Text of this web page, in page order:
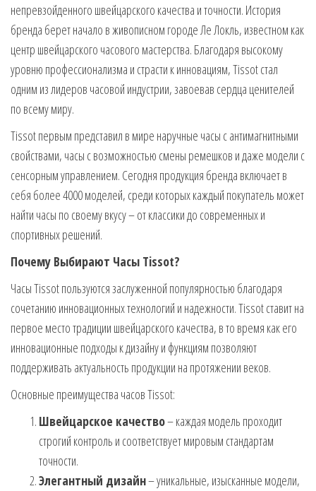
непревзойденного швейцарского качества и точности. История
бренда берет начало в живописном городе Ле Локль, известном как
центр швейцарского часового мастерства. Благодаря высокому
уровню профессионализма и страсти к инновациям, Tissot стал
одним из лидеров часовой индустрии, завоевав сердца ценителей
по всему миру.
Tissot первым представил в мире наручные часы с антимагнитными
свойствами, часы с возможностью смены ремешков и даже модели с
сенсорным управлением. Сегодня продукция бренда включает в
себя более 4000 моделей, среди которых каждый покупатель может
найти часы по своему вкусу – от классики до современных и
спортивных решений.
Почему Выбирают Часы Tissot?
Часы Tissot пользуются заслуженной популярностью благодаря
сочетанию инновационных технологий и надежности. Tissot ставит на
первое место традиции швейцарского качества, в то время как его
инновационные подходы к дизайну и функциям позволяют
поддерживать актуальность продукции на протяжении веков.
Основные преимущества часов Tissot:
Швейцарское качество– каждая модель проходит
строгий контроль и соответствует мировым стандартам
точности.
Элегантный дизайн– уникальные, изысканные модели,